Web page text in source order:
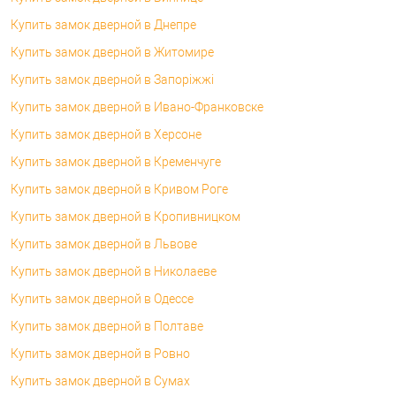
Купить замок дверной в Днепре
Купить замок дверной в Житомире
Купить замок дверной в Запоріжжі
Купить замок дверной в Ивано-Франковске
Купить замок дверной в Херсоне
Купить замок дверной в Кременчуге
Купить замок дверной в Кривом Роге
Купить замок дверной в Кропивницком
Купить замок дверной в Львове
Купить замок дверной в Николаеве
Купить замок дверной в Одессе
Купить замок дверной в Полтаве
Купить замок дверной в Ровно
Купить замок дверной в Сумах